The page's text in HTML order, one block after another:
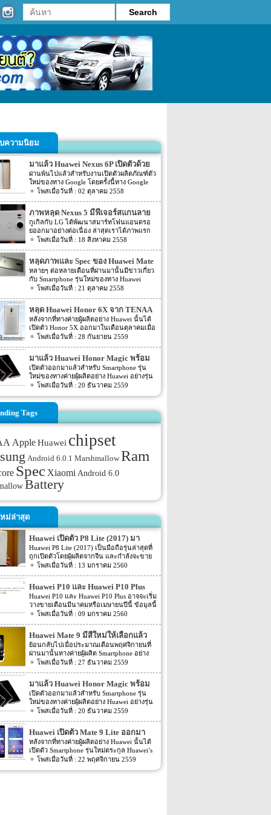
ความนิยม
มาแล้ว Huawei Nexus 6P เปิดตัวด้วย
ราคา $500
ผ่านพ้นไปแล้วสำหรับงานเปิดตัวผลิตภัณฑ์ตัว
ใหม่ของทาง Google โดยครั้งนี้ทาง Google
ได้จับมือร่วมกับ 2 ค่ายผู้ผลิต Smart Phone
ที่ถูกเปิดตัวมานั้นจะเป็นรุ่นของทาง LG อย่าง
Nexus 5X และอีกรุ่นที่ตีคู่มานั้นก็คือ Huawei
Nexus 6P ตัวนี้ที่ทาง Google นั้นจับมือผลิตกับ
ทางค่ายผู้ผลิตอย่าง Huawei นั้นเอง สำหรับ
ราคาเปิดตัวของ โทรศัพท์มือถือรุ่นใหม่อย่าง
Huawei Nexus 6P จะเริ่มต้นด้วยราคา $500
02 ตุลาคม 2558
ภาพหลุด Nexus 5 มีฟีเจอร์สแกนลาย
นิ้วมือ
กูเกิลกับ LG ได้พัฒนาสมาร์ทโฟนแอนดรอ
ยออกมาอย่างต่อเนื่อง ล่าสุดเราได้ภาพแรก
ของสมาร์ทโฟน Nexus 5 ซึ่งมั่นใจได้ว่าเป็น
18 สิงหาคม 2558
หลุดภาพและ Spec ของ Huawei Mate
8
หลายๆ ต่อหลายเดือนที่ผ่านมานั้นมีข่าวเกี่ยว
กับ Smartphone รุ่นใหม่ของทาง Huawei
อย่าง Huawei Mate 8 ออกมา โดยก่อนหน้านี้
นั้นจะถูกใช้ชื่อรุ่นว่า Mate 7S หรือ Mate S
นั้นเอง แต่ก็เป็นที่แน่นอนแล้วว่าทาง Huawei
เองจะใช้ชื่อรุ่นตัวใหม่นี้ว่า Huawei Mate 8
แน่นอน แต่ความคืบหน้าล่าสุดนั้นได้มีราย
ละเอียดหลุดเกี่ยวกับ Spec ของตัวเครื่องและ
รูปภาพของตัวเครื่องหลุดออกมาให้เราได้ชม
กันแล้ว สำหรับ Spec ที่หลุดออกมานั้น
Huawei Mate 8 ตัวใหม่นี้จะมาพร้อมกับขนาด
ของหน้าจอขนาด 6.0 นิ้ว ซึ่งจะให้ความ
ละเอียดของภาพอยู่ที่ประมาณ 1440p สำหรับ
รายละเอียดของ chipset ภายในตัวเครื่องนั้น
ทาง Huawei จะเลือกใช้ chipset อย่าง Kirin
950 โดย chipset อย่าง Kirin […]
21 ตุลาคม 2558
หลุด Huawei Honor 6X จาก TENAA
หลังจากที่ทางค่ายผู้ผลิตอย่าง Huawei นั้นได้
เปิดตัว Honor 5X ออกมาในเดือนตุลาคมเมื่อ
ปี 2015 ที่ผ่านมานั้น ก็นับว่าเป็นอีกหนึ่งรุ่นที่
ล่าสุดนั้นกลับมี Smartphone รุ่นต่อยอดของ
Honor 5X อย่าง Huawei Honor 6X ถูกเปิด
เผยออกมาให้แฟนๆ นั้นได้รับกันอีกครั้ง
สำหรับข่าวความคืบหน้าล่าสุดของ Huawei
Honor 6X นี้นั้น ตามข่าวระบุว่าบนหน้า
เว็บไซต์จากประเทศจีนอย่างเว็บไซต์ TENAA
นั้นได้เปิดเผยรายละเอียดของตัวเครื่อง
Huawei Honor 6X ออกมาให้แฟนๆ นั้นทราบ
กันแล้ว โดยรายละเอียดที่ได้ถูกเปิดเผยออก
ของตัวเครื่องออกมาให้ทราบกันอีกด้วย
สำหรับ รายละเอียดของ Huawei Honor 6X ที่
ถูกเปดเผยออกมานั้นระบุว่าหน้าจอแสดงผล
ของตัวเครื่องนั้นจะมีขนาดอยุ่ที่ 5.5 นิ้ว ซึ่งจะ
ให้ความละเอียดของภาพที่แสดงผลอยู่ที่
ประมาณ 1080p สำหรับ Spec ส่วนอื่นๆ นั้น
ตามข่าวระบุว่าตัวเครื่องจะถูกขับเคลื่อนด้วย
28 กันยายน 2559
มาแล้ว Huawei Honor Magic พร้อม
กล้อง 2 ตัว
เปิดตัวออกมาแล้วสำหรับ Smartphone รุ่น
ใหม่ของทางค่ายผู้ผลิตอย่าง Huawei อย่างรุ่น
Huawei Honor Magic โดยรุ่นใหม่นี้นับว่าเป็น
ลักษณะของตัวเครื่องรุ่นนี้จะเป็นแบบ curvy
body ที่ทาง Huawei นั้นพัฒนาออกมาได้เป็น
อย่างดีเลยทีเดียว ส่วน Spec ภายในตัวเครื่อง
นั้นจะเป็นอย่างไรนั้นเราดูกันเลยดีกว่า ตัว
เครื่องจะมีขนาดอยุ่ที่ 5.09 นิ้ว หน้าจอแสดง
ผลจะเป็นแบบ AMOLED ส่วนความละเอียด
ของหน้าจอแสดงผลจะให้ความละเอียดอยู่ที่
QHD (577ppi) โดยหน้าจอจะเป็นแบบ curved
glass ซึ่งจะมีความโค้งไปจนถึงขอบทางด้าน
ข้างของตัวเครื่อง ตัวเครื่องมีความบางอยู่ที่
7.8mm น้ำหนัก 145 กรัม สีของตัวเครื่องจะมี
White ทางด้านหลังของตัวเครื่องจะมาพร้อม
กับกล้องแบบ dual หรือกล้อง 2 ตัว โดยจะให้
ความละเอียดของกล้องอยู่ที่ 12MP รูรับแสงมี
ขนาด f/2.2 และความละเอียดของกล้อง
ขนาด 8MP สำหรับกล้องทางด้านหน้าของตัว
เครื่อง รูรับแสงมีขนาด f/2.0 […]
20 ธันวาคม 2559
Tags
AppleHuawei chipset
Android 6.0.1 Marshmallow Ram
Spec Xiaomi Android 6.0
Battery
ม่ล่าสุด
Huawei เปิดตัว P8 Lite (2017) มา
พร้อมหน้าจอ 1080p ชิพเซ็ท Kirin
655
Huawei P8 Lite (2017) เป็นมือถือรุ่นล่าสุดที่
ถูกเปิดตัวโดยผู้ผลิตจากจีน และกำลังจะขาย
ในตลาดยุโรปบางประเทศในเร็วๆ นี้ แต่การ
แล้ว แม้กระทั่งตอนนี้ P9 Lite ถูกพัฒนาให้ดี
ยิ่งขึ้น P8 Lite (2017) มาพร้อมกับหน้าจอ IPS
ขนาด 5.2″ ความละเอียดหน้าจอขนาด
1080p วัสดุรอบตัวเครื่องเป็นแบบมันวาว
สวยงาม การออกแบบไม่มีอะไรเหมือนกับรุ่น
P8 และ P9 แต่คล้ายกับมือถือรุ่นหลังๆ ของ
Honor มาก ขุมพลังของ Huawei P8 Lite
(2017) คือชิพเซ็ท Kirin 655 ซึ่งเป็นชิพเซ็ทระ
ดับกลางๆ มาด้วย Octa-Core A53
โปรเซสเซอร์ และตัวประมวลผลกราฟฟิคใช้
Mali-T830MP2 GPU, แรม 3GB, รอม 16GB
แบบเพิ่มหน่วยความจำภายนอกได้ […]
13 มกราคม 2560
Huawei P10 และ Huawei P10 Plus
อาจจะเปิดตัวมีนาหรือเมษา
Huawei P10 และ Huawei P10 Plus อาจจะเริ่ม
วางขายเดือนมีนาคมหรือเมษายนปีนี้ ข้อมูลนี้
ถูกเปิดเผยโดยประธานบริษัทและซีอีโอของ
กล่าวดูเหมือนว่าจะเปิดเผยเรื่องราวของ
Huawei P10 ซึ่งจะมาพร้อมกับหน้าจอที่ไม่โค้ง
ในขณะที่ Huawei P10 Plus จะมาพร้อมกับ
หน้าจอโค้ง สำหรับข่าวลือก่อนหน้าที่ออกมา
เดือนที่แล้วได้พูดถึง P10 ว่าจะมาพร้อมหน้า
จอโค้งแบบคู่ สเปคคร่าวๆ ข่าวลือเคยพูดถึง
P10 (และ P10 Plus) ว่าจะมาพร้อมกับขุมพลัง
HiSilicon Kirin 960 SoC และ ใช้หน้าจอ
QHD ทัชสกรีน ขนาด 5.5 นิ้ว ส่วนแรมจะมี
มากถึง 6GB ในขณะที่ความจุของตัวเครื่องจะ
เพิ่มมาให้ถึง 256GB ที่มา gsmarena
09 มกราคม 2560
Huawei Mate 9 มีสีใหม่ให้เลือกแล้ว
ย้อนกลับไปเมื่อประมาณเดือนพฤศจิกายนที่
ผ่านมานั้นทางค่ายผู้ผลิต Smartphone อย่าง
Huawei นั้นได้เปิดตัว Smartphone รุ่นใหม่
กันแล้ว โดยสีของตัวเครื่องในตอนที่เปิดตัว
ออกมานั้นจมีทั้งหมด 6 สีอย่าง Space Gray,
Moonlight Silver, Champagne Gold, Mocha
Brown, Ceramic White, และ Black แต่ล่าสุด
นี้กลับมีข่าวของ Huawei Mate 9 ออกมาอีก
ครั้ง สำหรับข่าวล่าสุดของ Huawei Mate 9 นี้
นั้น ตามข่าวได้ระบุว่า Huawei Mate 9 นี้จะมี
อีกหนึ่งสีให้เลือก โดยสีของตัวเครื่องที่เพิ่มมา
นี้นั้นจะเป็นสีอย่าง obsidian black อีกทั้งตาม
ข่าวยัได้ระบุอีกว่าสีอย่าง obsidian black นี้
นั้นมีให้เลือกในทุกๆ รุ่นทั้ง Ram ภายในตัว
เครื่องขนาด 4GB และขนาดพื้นที่ภายในตัว
27 ธันวาคม 2559
มาแล้ว Huawei Honor Magic พร้อม
กล้อง 2 ตัว
เปิดตัวออกมาแล้วสำหรับ Smartphone รุ่น
ใหม่ของทางค่ายผู้ผลิตอย่าง Huawei อย่างรุ่น
Huawei Honor Magic โดยรุ่นใหม่นี้นับว่าเป็น
ลักษณะของตัวเครื่องรุ่นนี้จะเป็นแบบ curvy
body ที่ทาง Huawei นั้นพัฒนาออกมาได้เป็น
อย่างดีเลยทีเดียว ส่วน Spec ภายในตัวเครื่อง
นั้นจะเป็นอย่างไรนั้นเราดูกันเลยดีกว่า ตัว
เครื่องจะมีขนาดอยุ่ที่ 5.09 นิ้ว หน้าจอแสดง
ผลจะเป็นแบบ AMOLED ส่วนความละเอียด
20 ธันวาคม 2559
Huawei เปิดตัว Mate 9 Lite ออกมา
แบบเงียบๆ
หลังจากที่ทางค่ายผู้ผลิตอย่าง Huawei นั้นได้
เปิดตัว Smartphone รุ่นใหม่ตระกูล Huawei’s
Mate 9 อย่าง Mate 9, Mate 9 Porsche Design
22 พฤศจิกายน 2559